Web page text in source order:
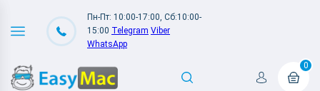
Пн-Пт: 10:00-17:00, Сб:10:00-
15:00 Telegram Viber
WhatsApp
0